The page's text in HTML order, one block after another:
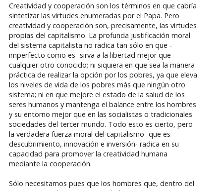
Creatividad y cooperación son los términos en que cabría
sintetizar las virtudes enumeradas por el Papa. Pero
creatividad y cooperación son, precisamente, las virtudes
propias del capitalismo. La profunda justificación moral
del sistema capitalista no radica tan sólo en que -
imperfecto como es- sirva a la libertad mejor que
cualquier otro conocido; ni siquiera en que sea la manera
práctica de realizar la opción por los pobres, ya que eleva
los niveles de vida de los pobres más que ningún otro
sistema; ni en que mejore el estado de la salud de los
seres humanos y mantenga el balance entre los hombres
y su entorno mejor que en las socialistas o tradicionales
sociedades del tercer mundo. Todo esto es cierto, pero
la verdadera fuerza moral del capitalismo -que es
descubrimiento, innovación e inversión- radica en su
capacidad para promover la creatividad humana
mediante la cooperación.
Sólo necesitamos pues que los hombres que, dentro del